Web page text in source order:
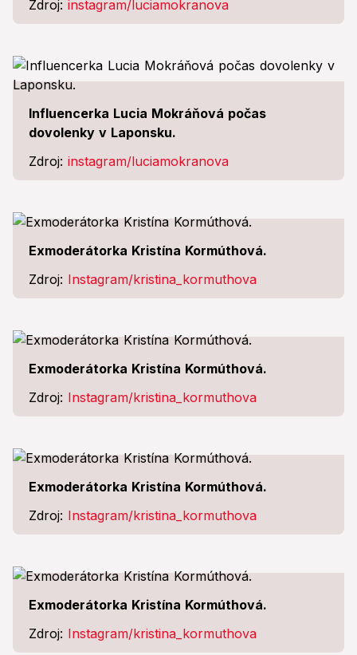
Zdroj: instagram/luciamokranova
Influencerka Lucia Mokráňová počas
dovolenky v Laponsku.
Zdroj: instagram/luciamokranova
Exmoderátorka Kristína Kormúthová.
Zdroj: Instagram/kristina_kormuthova
Exmoderátorka Kristína Kormúthová.
Zdroj: Instagram/kristina_kormuthova
Exmoderátorka Kristína Kormúthová.
Zdroj: Instagram/kristina_kormuthova
Exmoderátorka Kristína Kormúthová.
Zdroj: Instagram/kristina_kormuthova